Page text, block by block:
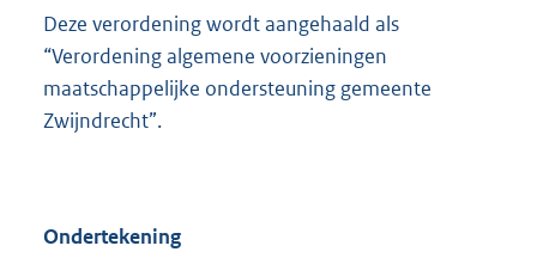
Deze verordening wordt aangehaald als
“Verordening algemene voorzieningen
maatschappelijke ondersteuning gemeente
Zwijndrecht”.
Ondertekening